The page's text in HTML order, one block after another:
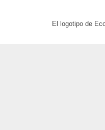
El logotipo de